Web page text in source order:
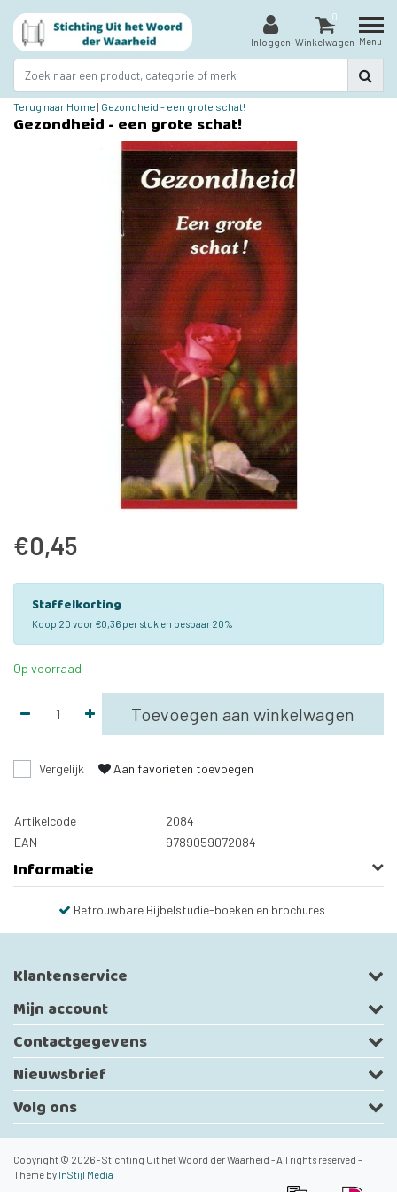
Inloggen
0
Winkelwagen Menu
Terug naar Home | Gezondheid - een grote schat!
Gezondheid - een grote schat!
€0,45
Staffelkorting
Koop 20 voor €0,36 per stuk en bespaar 20%
Op voorraad
Toevoegen aan winkelwagen
Vergelijk Aan favorieten toevoegen
Artikelcode
2084
EAN
9789059072084
Informatie
Betrouwbare Bijbelstudie-boeken en brochures
Klantenservice
Mijn account
Contactgegevens
Nieuwsbrief
Volg ons
Copyright © 2026 - Stichting Uit het Woord der Waarheid - All rights reserved -
Theme by InStijl Media